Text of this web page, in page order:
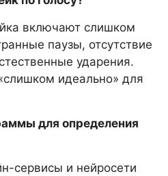
включают слишком
паузы, отсутствие
ударения.
идеально» для
для определения
сервисы и нейросети